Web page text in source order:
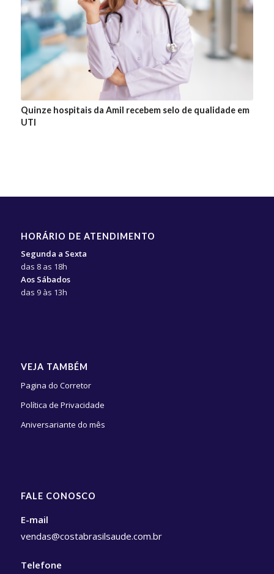
Quinze hospitais da Amil recebem selo de qualidade em
UTI
HORÁRIO DE ATENDIMENTO
Segunda a Sexta
das 8 as 18h
Aos Sábados
das 9 às 13h
VEJA TAMBÉM
Pagina do Corretor
Política de Privacidade
Aniversariante do mês
FALE CONOSCO
E-mail
vendas@costabrasilsaude.com.br
Telefone